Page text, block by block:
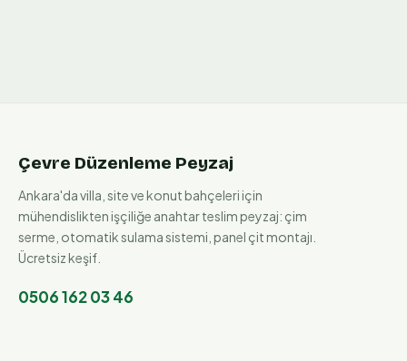
Çevre Düzenleme Peyzaj
Ankara'da villa, site ve konut bahçeleri için
mühendislikten işçiliğe anahtar teslim peyzaj: çim
serme, otomatik sulama sistemi, panel çit montajı.
Ücretsiz keşif.
0506 162 03 46